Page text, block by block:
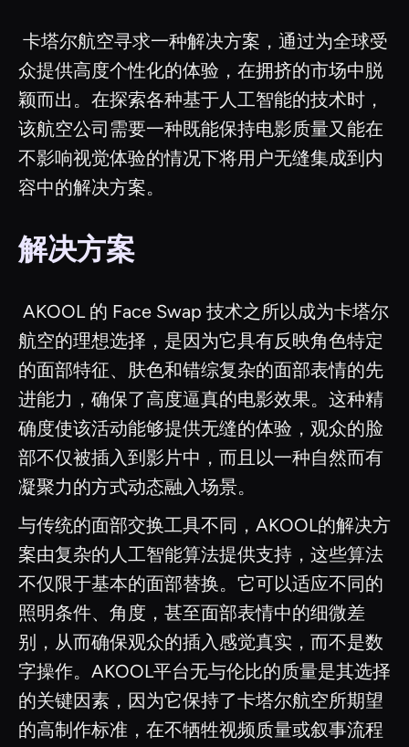
‍ 卡塔尔航空寻求一种解决方案，通过为全球受
众提供高度个性化的体验，在拥挤的市场中脱
颖而出。在探索各种基于人工智能的技术时，
该航空公司需要一种既能保持电影质量又能在
不影响视觉体验的情况下将用户无缝集成到内
容中的解决方案。
解决方案
‍ AKOOL 的 Face Swap 技术之所以成为卡塔尔
航空的理想选择，是因为它具有反映角色特定
的面部特征、肤色和错综复杂的面部表情的先
进能力，确保了高度逼真的电影效果。这种精
确度使该活动能够提供无缝的体验，观众的脸
部不仅被插入到影片中，而且以一种自然而有
凝聚力的方式动态融入场景。
与传统的面部交换工具不同，AKOOL的解决方
案由复杂的人工智能算法提供支持，这些算法
不仅限于基本的面部替换。它可以适应不同的
照明条件、角度，甚至面部表情中的细微差
别，从而确保观众的插入感觉真实，而不是数
字操作。AKOOL平台无与伦比的质量是其选择
的关键因素，因为它保持了卡塔尔航空所期望
的高制作标准，在不牺牲视频质量或叙事流程